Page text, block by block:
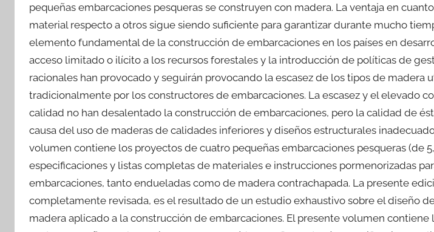
pequeñas embarcaciones pesqueras se construyen con madera. La ventaja en
material respecto a otros sigue siendo suficiente para garantizar durante mucho
elemento fundamental de la construcción de embarcaciones en los países en
acceso limitado o ilícito a los recursos forestales y la introducción de políticas de
racionales han provocado y seguirán provocando la escasez de los tipos de madera
tradicionalmente por los constructores de embarcaciones. La escasez y el elevado
calidad no han desalentado la construcción de embarcaciones, pero la calidad de
causa del uso de maderas de calidades inferiores y diseños estructurales
volumen contiene los proyectos de cuatro pequeñas embarcaciones pesqueras (de
especificaciones y listas completas de materiales e instrucciones pormenorizadas
embarcaciones, tanto endueladas como de madera contrachapada. La presente
completamente revisada, es el resultado de un estudio exhaustivo sobre el diseño
madera aplicado a la construcción de embarcaciones. El presente volumen contiene